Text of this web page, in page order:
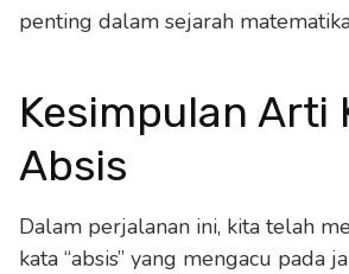
penting dalam sejarah
Kesimpulan Arti
Absis
Dalam perjalanan ini, kita telah
kata “absis” yang mengacu pada